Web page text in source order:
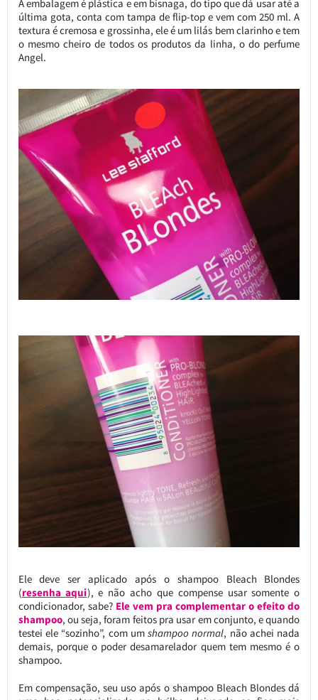
A embalagem é plástica e em bisnaga, do tipo que dá usar até a
última gota, conta com tampa de flip-top e vem com 250 ml. A
textura é cremosa e grossinha, ele é um lilás bem clarinho e tem
o mesmo cheiro de todos os produtos da linha, o do perfume
Angel.
Ele deve ser aplicado após o shampoo Bleach Blondes
(resenha aqui), e não acho que compense usar somente o
condicionador, sabe? Ele vem pra complementar o efeito do
shampoo, ou seja, foram feitos pra usar em conjunto, e quando
testei ele “sozinho”, com umshampoo normal, não achei nada
demais, porque o poder desamarelador quem tem mesmo é o
shampoo.
Em compensação, seu uso após o shampoo Bleach Blondes dá